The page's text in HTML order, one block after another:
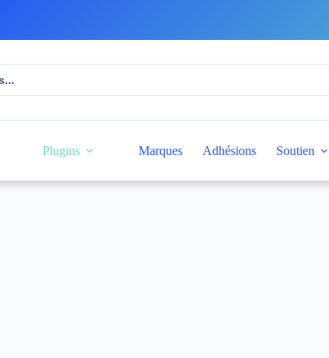
Plugins Marques Adhésions Soutien